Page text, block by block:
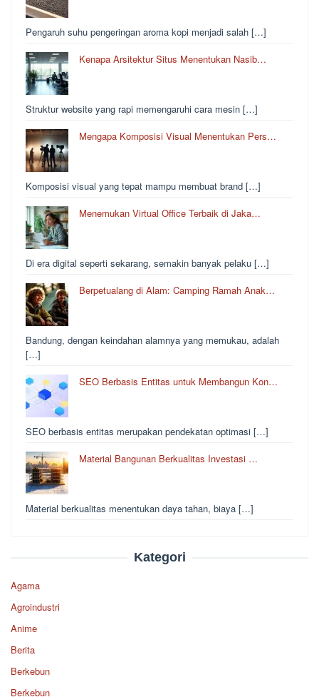
Pengaruh suhu pengeringan aroma kopi menjadi salah […]
Kenapa Arsitektur Situs Menentukan Nasib…
Struktur website yang rapi memengaruhi cara mesin […]
Mengapa Komposisi Visual Menentukan Pers…
Komposisi visual yang tepat mampu membuat brand […]
Menemukan Virtual Office Terbaik di Jaka…
Di era digital seperti sekarang, semakin banyak pelaku […]
Berpetualang di Alam: Camping Ramah Anak…
Bandung, dengan keindahan alamnya yang memukau, adalah
[…]
SEO Berbasis Entitas untuk Membangun Kon…
SEO berbasis entitas merupakan pendekatan optimasi […]
Material Bangunan Berkualitas Investasi …
Material berkualitas menentukan daya tahan, biaya […]
Kategori
Agama
Agroindustri
Anime
Berita
Berkebun
Berkebun